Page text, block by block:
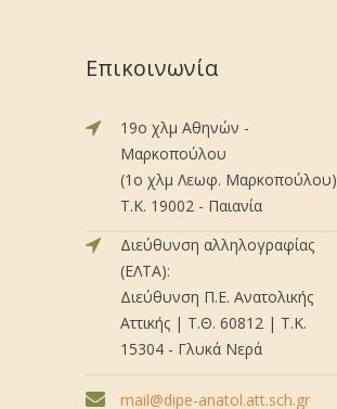
Επικοινωνία
19ο χλμ Αθηνών -
Μαρκοπούλου
(1ο χλμ Λεωφ. Μαρκοπούλου)
Τ.Κ. 19002 - Παιανία
Διεύθυνση αλληλογραφίας
(ΕΛΤΑ):
Διεύθυνση Π.Ε. Ανατολικής
Αττικής | Τ.Θ. 60812 | Τ.Κ.
15304 - Γλυκά Νερά
mail@dipe-anatol.att.sch.gr